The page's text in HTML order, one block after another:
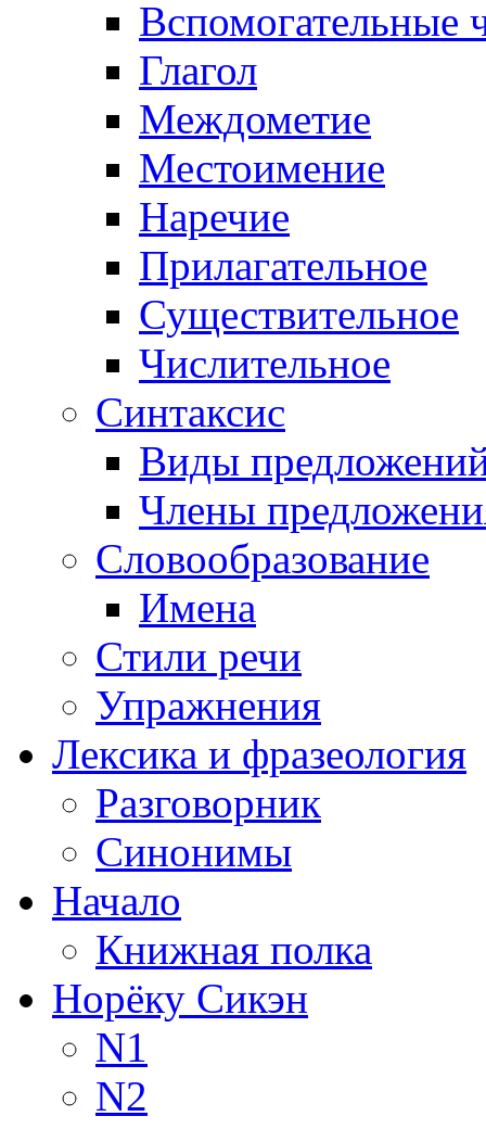
Вспомогательные
Глагол
Междометие
Местоимение
Наречие
Прилагательное
Существительное
Числительное
Синтаксис
Виды
Члены
Словообразование
Имена
Стили речи
Упражнения
Лексика и фразеология
Разговорник
Синонимы
Начало
Книжная полка
Норёку Сикэн
N1
N2